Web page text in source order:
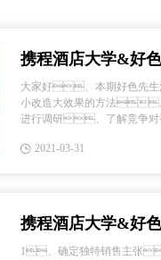
携程酒店大学&好
（二十）酒店设计
大家好、本期好色先生
小改造大效果的方法
进行调研、了解竞争
消费群体需要、但是
2021-03-31
携程酒店大学&好
（十八）酒店设计
1、确定独特销售主张